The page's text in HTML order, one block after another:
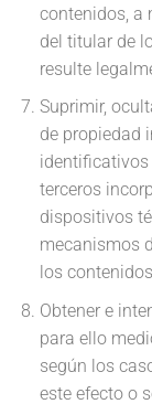
contenidos, a
del titular de
resulte
Suprimir,
de propiedad
identificativos
terceros
dispositivos
mecanismos
los
Obtener e
para ello
según los
este efecto o